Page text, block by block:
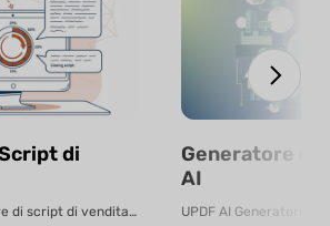
di
UPDF AI Generatore di script di vendita UPDF AI converte i PDF o le descri...
Generatore di
AI